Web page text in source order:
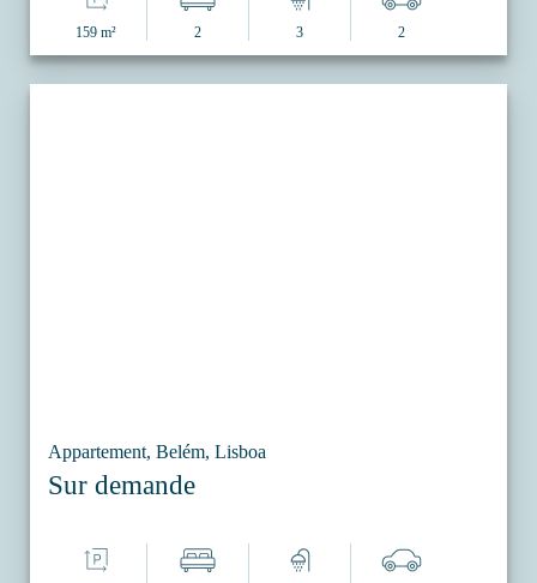
159 m² 2 3 2
Appartement, Belém, Lisboa
Sur demande